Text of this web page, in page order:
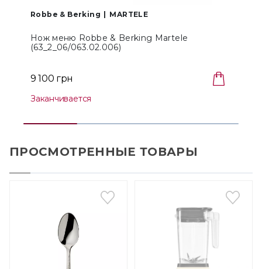
Robbe & Berking MARTELE
Нож меню Robbe & Berking Martele
(63_2_06/063.02.006)
9 100 грн
Заканчивается
ПРОСМОТРЕННЫЕ ТОВАРЫ